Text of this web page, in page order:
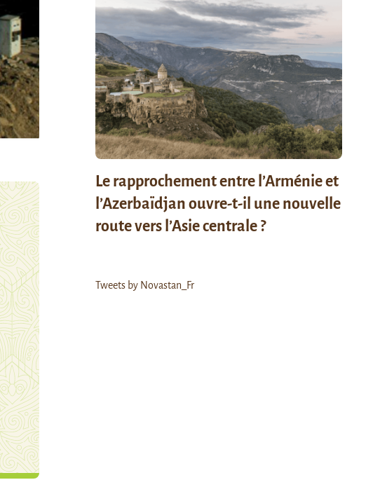
Le rapprochement entre l’Arménie et
l’Azerbaïdjan ouvre-t-il une nouvelle
route vers l’Asie centrale ?
Tweets by Novastan_Fr